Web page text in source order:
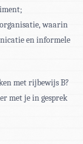
waarin
en informele
met rijbewijs B?
met je in gesprek